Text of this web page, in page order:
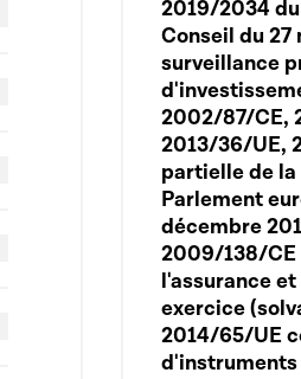
2019/2034
Conseil du 27
surveillance
2002/87/CE,
2013/36/UE,
partielle de la
Parlement
décembre
2009/138/CE
l'assurance
exercice
2014/65/UE
d'instruments